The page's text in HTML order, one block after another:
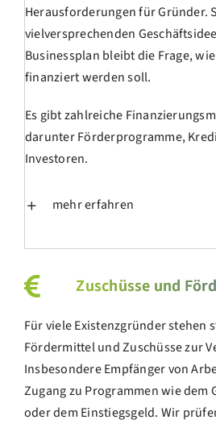
Herausforderungen für Gründer.
vielversprechenden
Businessplan bleibt die Frage,
finanziert werden soll.
Es gibt zahlreiche
darunter Förderprogramme,
Investoren.
mehr erfahren
Zuschüsse und
Für viele Existenzgründer stehen
Fördermittel und Zuschüsse zur
Insbesondere Empfänger von
Zugang zu Programmen wie dem
oder dem Einstiegsgeld. Wir